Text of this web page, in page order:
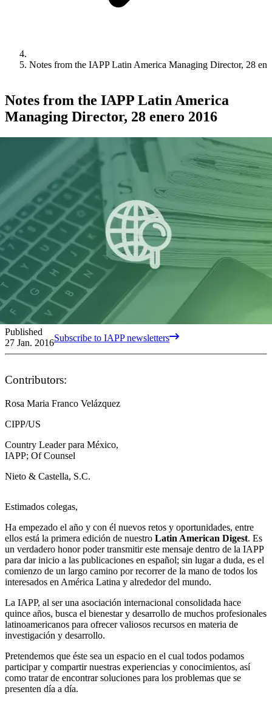
Notes from the IAPP Latin America Managing Director, 28
Notes from the IAPP Latin America
Managing Director, 28 enero 2016
Published
27 Jan. 2016Subscribe to IAPP newsletters
Contributors:
Rosa Maria Franco Velázquez
CIPP/US
Country Leader para México,
IAPP; Of Counsel
Nieto & Castella, S.C.
Estimados colegas,
Ha empezado el año y con él nuevos retos y oportunidades, entre
ellos está la primera edición de nuestro Latin American Digest. Es
un verdadero honor poder transmitir este mensaje dentro de la IAPP
para dar inicio a las publicaciones en español; sin lugar a duda, es el
comienzo de un largo camino por recorrer de la mano de todos los
interesados en América Latina y alrededor del mundo.
La IAPP, al ser una asociación internacional consolidada hace
quince años, busca el bienestar y desarrollo de muchos profesionales
latinoamericanos para ofrecer valiosos recursos en materia de
investigación y desarrollo.
Pretendemos que éste sea un espacio en el cual todos podamos
participar y compartir nuestras experiencias y conocimientos, así
como tratar de encontrar soluciones para los problemas que se
presenten día a día.